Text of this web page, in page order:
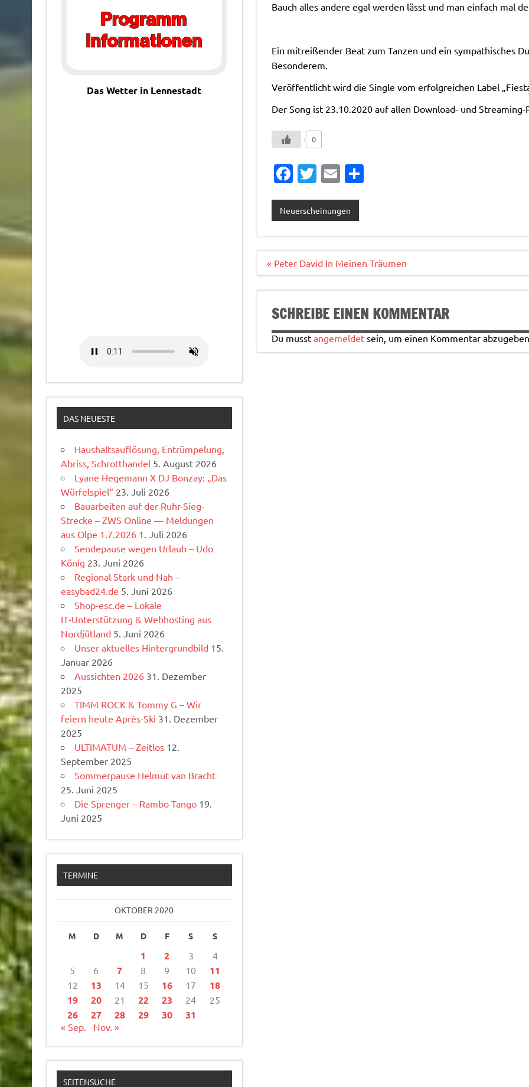
Bauch alles andere egal werden lässt und man einfach mal
Ein mitreißender Beat zum Tanzen und ein sympathisches
Besonderem.
Veröffentlicht wird die Single vom erfolgreichen Label
Der Song ist 23.10.2020 auf allen Download- und
0
Fa
e
b
o
o
k
T
it
te
r
E
ai
l
T
n
Neuerscheinungen
Beitragsnavigation
« Peter David In Meinen Träumen
SCHREIBE EINEN KOMMENTAR
Du musst angemeldetsein, um einen Kommentar
Das Wetter in Lennestadt
DAS NEUESTE
Haushaltsauflösung, Entrümpelung,
Abriss, Schrotthandel 5. August 2026
Lyane Hegemann X DJ Bonzay: „Das
Würfelspiel“ 23. Juli 2026
Bauarbeiten auf der Ruhr-Sieg-
Strecke – ZWS Online — Meldungen
aus Olpe 1.7.2026 1. Juli 2026
Sendepause wegen Urlaub – Udo
König 23. Juni 2026
Regional Stark und Nah –
easybad24.de 5. Juni 2026
Shop-esc.de – Lokale
IT‑Unterstützung & Webhosting aus
Nordjütland 5. Juni 2026
Unser aktuelles Hintergrundbild 15.
Januar 2026
Aussichten 2026 31. Dezember
2025
TIMM ROCK & Tommy G – Wir
feiern heute Après-Ski 31. Dezember
2025
ULTIMATUM – Zeitlos 12.
September 2025
Sommerpause Helmut van Bracht
25. Juni 2025
Die Sprenger – Rambo Tango 19.
Juni 2025
TERMINE
OKTOBER 2020
M D M D F S S
1 2 3
4
5
6 7 8 9 10 11
12 13 14 15 16 17
18
19
20 21 22 23 24 25
26 27 28 29 30 31
« Sep. Nov. »
SEITENSUCHE